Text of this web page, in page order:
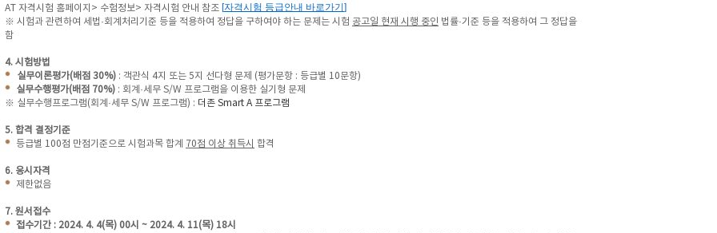
AT 자격시험 홈페이지> 수험정보> 자격시험 안내 참조 [자격시험 등급안내 바로가기 ]
※ 시험과 관련하여 세법·회계처리기준 등을 적용하여 정답을 구하여야 하는 문제는 시험 공고일 현재 시행 중인 법률·기준 등을 적용하여 그 정답을 구하여야
함
4. 시험방법
실무이론평가(배점 30%) : 객관식 4지 또는 5지 선다형 문제 (평가문항 : 등급별 10문항)
실무수행평가(배점 70%) : 회계·세무 S/W 프로그램을 이용한 실기형 문제
※ 실무수행프로그램(회계·세무 S/W 프로그램) : 더존 Smart A 프로그램
5. 합격 결정기준
등급별 100점 만점기준으로 시험과목 합계 70점 이상 취득시 합격
6. 응시자격
제한없음
7. 원서접수
접수기간 : 2024. 4. 4(목) 00시 ~ 2024. 4. 11(목) 18시